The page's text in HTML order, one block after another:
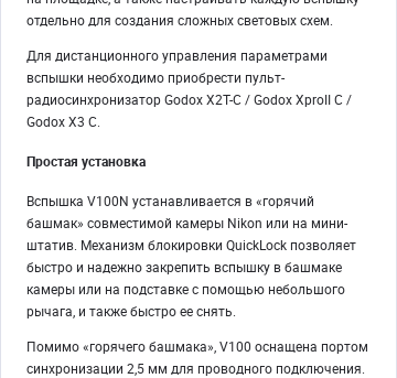
отдельно для создания сложных световых схем.
Для дистанционного управления параметрами
вспышки необходимо приобрести пульт-
радиосинхронизатор Godox X2T-C / Godox XproII C /
Godox X3 C.
Простая установка
Вспышка V100N устанавливается в «горячий
башмак» совместимой камеры Nikon или на мини-
штатив. Механизм блокировки QuickLock позволяет
быстро и надежно закрепить вспышку в башмаке
камеры или на подставке с помощью небольшого
рычага, и также быстро ее снять.
Помимо «горячего башмака», V100 оснащена портом
синхронизации 2,5 мм для проводного подключения.